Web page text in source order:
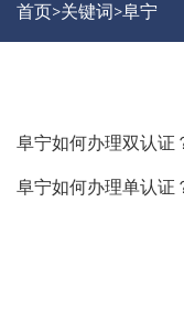
首页>关键词>阜宁
阜宁如何办理双认证
阜宁如何办理单认证